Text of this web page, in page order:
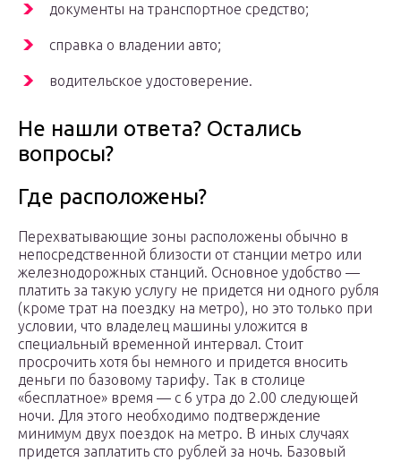
документы на транспортное средство;
справка о владении авто;
водительское удостоверение.
Не нашли ответа? Остались
вопросы?
Где расположены?
Перехватывающие зоны расположены обычно в
непосредственной близости от станции метро или
железнодорожных станций. Основное удобство —
платить за такую услугу не придется ни одного рубля
(кроме трат на поездку на метро), но это только при
условии, что владелец машины уложится в
специальный временной интервал. Стоит
просрочить хотя бы немного и придется вносить
деньги по базовому тарифу. Так в столице
«бесплатное» время — с 6 утра до 2.00 следующей
ночи. Для этого необходимо подтверждение
минимум двух поездок на метро. В иных случаях
придется заплатить сто рублей за ночь. Базовый